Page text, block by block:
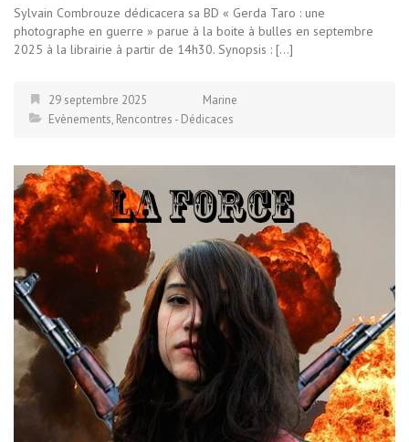
Sylvain Combrouze dédicacera sa BD « Gerda Taro : une
photographe en guerre » parue à la boite à bulles en septembre
2025 à la librairie à partir de 14h30. Synopsis : […]
29 septembre 2025
Marine
Evènements, Rencontres - Dédicaces